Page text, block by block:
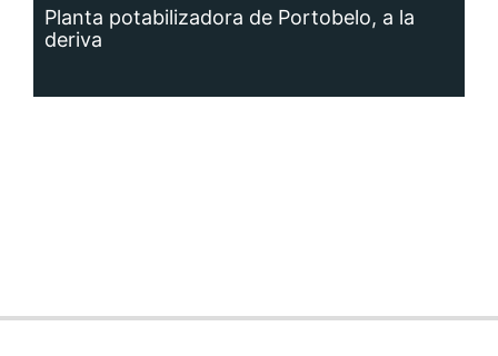
Planta potabilizadora de Portobelo, a la
deriva